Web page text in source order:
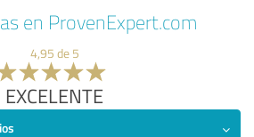
en ProvenExpert.com
4,95 de 5
EXCELENTE